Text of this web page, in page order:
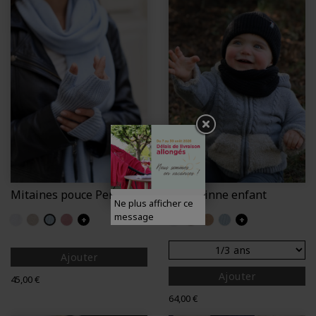
Mitaines pouce Perinne
CraieIceberg
Poudre
+
Ajouter
Prix
45,00 €
Kit Perinne enfant
Camel Iceberg
+
Ajouter
Prix
64,00 €
Ne plus afficher ce
message